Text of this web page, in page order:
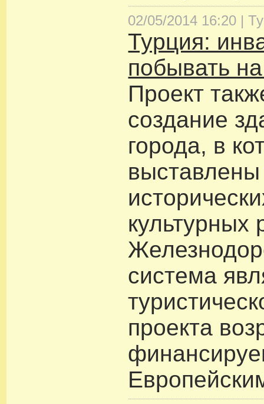
02/05/2014 16:20 |
Турция:
побывать
Проект
создание
города, в
культурных
система
проекта